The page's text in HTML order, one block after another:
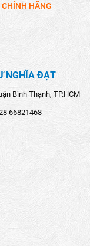
HÃNG
NGHĨA ĐẠT
Bình Thạnh, TP.HCM
66821468